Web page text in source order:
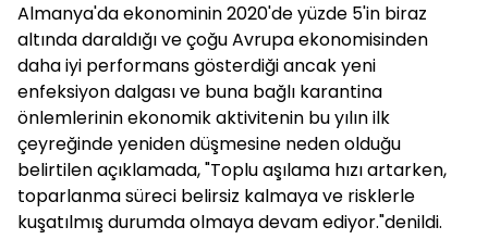
Almanya'da ekonominin 2020'de yüzde 5'in biraz
altında daraldığı ve çoğu Avrupa ekonomisinden
daha iyi performans gösterdiği ancak yeni
enfeksiyon dalgası ve buna bağlı karantina
önlemlerinin ekonomik aktivitenin bu yılın ilk
çeyreğinde yeniden düşmesine neden olduğu
belirtilen açıklamada, "Toplu aşılama hızı artarken,
toparlanma süreci belirsiz kalmaya ve risklerle
kuşatılmış durumda olmaya devam ediyor."denildi.